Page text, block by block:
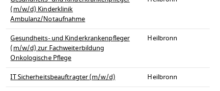
(m/w/d) Kinderklinik
Ambulanz/Notaufnahme
Gesundheits- und Kinderkrankenpfleger
(m/w/d) zur Fachweiterbildung
Onkologische Pflege
Heilbronn
IT Sicherheitsbeauftragter (m/w/d)
Heilbronn